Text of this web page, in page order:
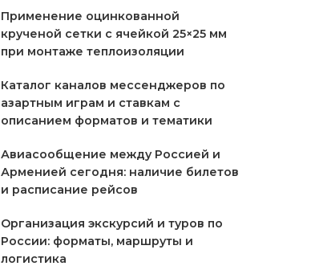
Применение оцинкованной
крученой сетки с ячейкой 25×25 мм
при монтаже теплоизоляции
Каталог каналов мессенджеров по
азартным играм и ставкам с
описанием форматов и тематики
Авиасообщение между Россией и
Арменией сегодня: наличие билетов
и расписание рейсов
Организация экскурсий и туров по
России: форматы, маршруты и
логистика